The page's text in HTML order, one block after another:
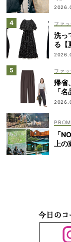
ファ
洗っ
る【
ファ
帰省
「
「
上